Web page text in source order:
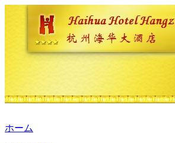
ホーム